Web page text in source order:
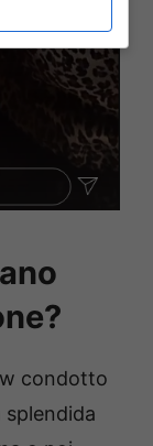
condotto
splendida